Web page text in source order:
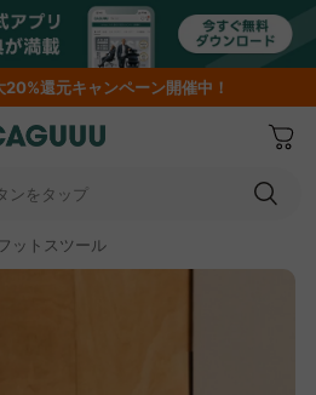
還元キャンペーン開催中！
ンをタップ
ットスツール